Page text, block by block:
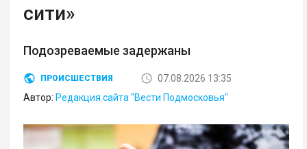
сити»
Подозреваемые задержаны
ПРОИСШЕСТВИЯ
07.08.2026 13:35
Автор: Редакция сайта "Вести Подмосковья"